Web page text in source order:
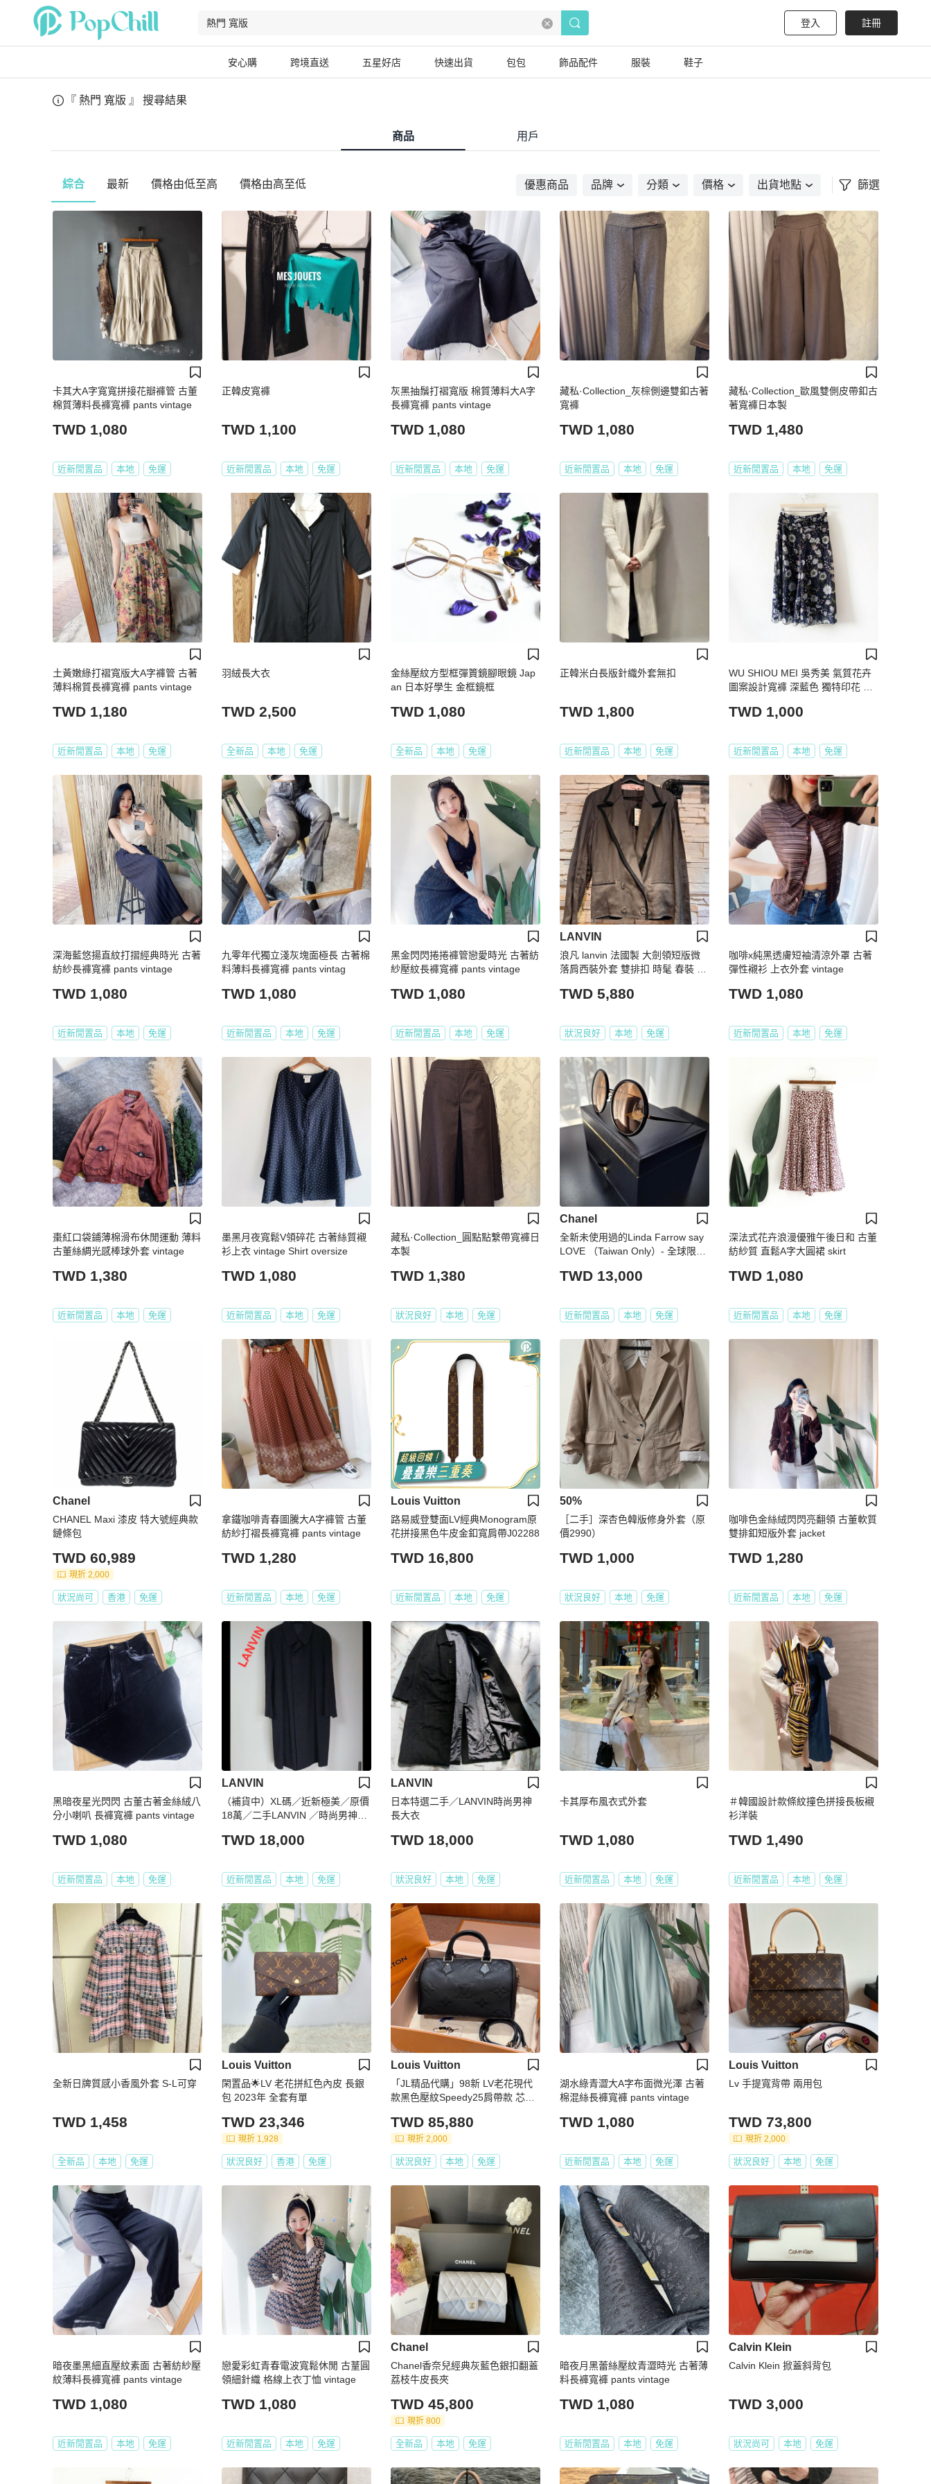
登入 註冊
安心購 跨境直送 五星好店 快速出貨 包包 飾品配件 服裝 鞋子
『 熱門 寬版 』 搜尋結果
商品 用戶
綜合 最新 價格由低至高 價格由高至低 優惠商品 品牌 分類 價格 出貨地點 篩選
卡其大A字寬寬拼接花瓣褲管 古董
棉質薄料長褲寬褲 pants vintage
TWD 1,080
近新閒置品 本地 免運
正韓皮寬褲
TWD 1,100
近新閒置品 本地 免運
灰黑抽鬚打褶寬版 棉質薄料大A字
長褲寬褲 pants vintage
TWD 1,080
近新閒置品 本地 免運
藏私·Collection_灰棕側邊雙釦古著
寬褲
TWD 1,080
近新閒置品 本地 免運
藏私·Collection_歐風雙側皮帶釦古
著寬褲日本製
TWD 1,480
近新閒置品 本地 免運
土黃嫩綠打褶寬版大A字褲管 古著
薄料棉質長褲寬褲 pants vintage
TWD 1,180
近新閒置品 本地 免運
羽絨長大衣
TWD 2,500
全新品 本地 免運
金絲壓紋方型框彈篢鏡腳眼鏡 Jap
an 日本好學生 金框鏡框
TWD 1,080
全新品 本地 免運
正韓米白長版針織外套無扣
TWD 1,800
近新閒置品 本地 免運
WU SHIOU MEI 吳秀美 氣質花卉
圖案設計寬褲 深藍色 獨特印花 柔
羊】二手褲
TWD 1,000
近新閒置品 本地 免運
深海藍悠揚直紋打摺經典時光 古著
紡紗長褲寬褲 pants vintage
TWD 1,080
近新閒置品 本地 免運
九零年代獨立淺灰塊面極長 古著棉
料薄料長褲寬褲 pants vintag
TWD 1,080
近新閒置品 本地 免運
黑金閃閃捲捲褲管戀愛時光 古著紡
紗壓紋長褲寬褲 pants vintage
TWD 1,080
近新閒置品 本地 免運
LANVIN
浪凡 lanvin 法國製 大劍領短版微
落肩西裝外套 雙排扣 時髦 春裝 吊
賣 男女都可以穿 ❤️吊牌都在 肩寬
m
TWD 5,880
狀況良好 本地 免運
咖啡x純黑透膚短袖清涼外罩 古著
彈性襯衫 上衣外套 vintage
TWD 1,080
近新閒置品 本地 免運
棗紅口袋鋪薄棉滑布休閒運動 薄料
古董絲綢光感棒球外套 vintage
TWD 1,380
近新閒置品 本地 免運
墨黑月夜寬鬆V領碎花 古著絲質襯
衫上衣 vintage Shirt oversize
TWD 1,080
近新閒置品 本地 免運
藏私·Collection_圓點點繫帶寬褲日
本製
TWD 1,380
狀況良好 本地 免運
Chanel
全新未使用過的Linda Farrow say
LOVE （Taiwan Only）- 全球限量
VE 水銀鏡面墨鏡 / 太陽眼鏡
TWD 13,000
近新閒置品 本地 免運
深法式花卉浪漫優雅午後日和 古董
紡紗質 直鬆A字大圓裙 skirt
TWD 1,080
近新閒置品 本地 免運
Chanel
CHANEL Maxi 漆皮 特大號經典款
鏈條包
TWD 60,989
現折 2,000
狀況尚可 香港 免運
拿鐵咖啡青春圖騰大A字褲管 古董
紡紗打褶長褲寬褲 pants vintage
TWD 1,280
近新閒置品 本地 免運
Louis Vuitton
路易威登雙面LV經典Monogram原
花拼接黑色牛皮金釦寬肩帶J02288
TWD 16,800
近新閒置品 本地 免運
50%
［二手］深杏色韓版修身外套（原
價2990）
TWD 1,000
狀況良好 本地 免運
咖啡色金絲絨閃閃亮翻領 古董軟質
雙排釦短版外套 jacket
TWD 1,280
近新閒置品 本地 免運
黑暗夜星光閃閃 古董古著金絲絨八
分小喇叭 長褲寬褲 pants vintage
TWD 1,080
近新閒置品 本地 免運
LANVIN
（補貨中）XL碼／近新極美／原價
18萬／二手LANVIN ／時尚男神長
TWD 18,000
近新閒置品 本地 免運
LANVIN
日本特選二手／LANVIN時尚男神
長大衣
TWD 18,000
狀況良好 本地 免運
卡其厚布風衣式外套
TWD 1,080
近新閒置品 本地 免運
＃韓國設計款條紋撞色拼接長板襯
衫洋裝
TWD 1,490
近新閒置品 本地 免運
全新日牌質感小香風外套 S-L可穿
TWD 1,458
全新品 本地 免運
Louis Vuitton
閑置品🌟LV 老花拼紅色內皮 長銀
包 2023年 全套有單
TWD 23,346
現折 1,928
狀況良好 香港 免運
Louis Vuitton
「JL精品代購」98新 LV老花現代
款黑色壓紋Speedy25肩帶款 芯片
TWD 85,880
現折 2,000
狀況良好 本地 免運
湖水綠青澀大A字布面微光澤 古著
棉混絲長褲寬褲 pants vintage
TWD 1,080
近新閒置品 本地 免運
Louis Vuitton
Lv 手提寬背帶 兩用包
TWD 73,800
現折 2,000
狀況良好 本地 免運
暗夜墨黑細直壓紋素面 古著紡紗壓
紋薄料長褲寬褲 pants vintage
TWD 1,080
近新閒置品 本地 免運
戀愛彩虹青春電波寬鬆休閒 古蕫圓
領細針織 格線上衣丁恤 vintage
TWD 1,080
近新閒置品 本地 免運
Chanel
Chanel香奈兒經典灰藍色銀扣翻蓋
荔枝牛皮長夾
TWD 45,800
現折 800
全新品 本地 免運
暗夜月黑蕾絲壓紋青澀時光 古著薄
料長褲寬褲 pants vintage
TWD 1,080
近新閒置品 本地 免運
Calvin Klein
Calvin Klein 掀蓋斜背包
TWD 3,000
狀況尚可 本地 免運